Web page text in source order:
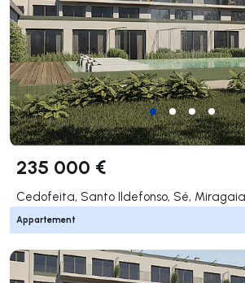
235 000 €
Appartement